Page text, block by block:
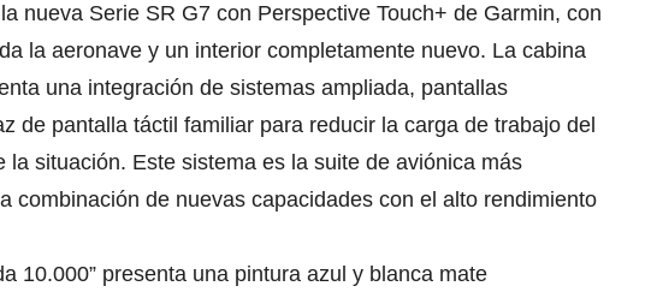
nueva Serie SR G7 con Perspective Touch+ de Garmin, con
la aeronave y un interior completamente nuevo. La cabina
una integración de sistemas ampliada, pantallas
de pantalla táctil familiar para reducir la carga de trabajo del
la situación. Este sistema es la suite de aviónica más
combinación de nuevas capacidades con el alto rendimiento
10.000” presenta una pintura azul y blanca mate